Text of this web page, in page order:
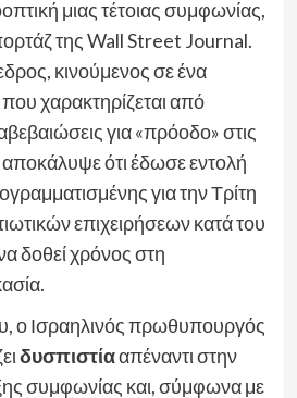
μιας τέτοιας συμφωνίας,
της Wall Street Journal.
κινούμενος σε ένα
χαρακτηρίζεται από
για «πρόοδο» στις
ότι έδωσε εντολή
για την Τρίτη
επιχειρήσεων κατά του
δοθεί χρόνος στη
ο Ισραηλινός πρωθυπουργός
δυσπιστίααπέναντι στην
συμφωνίας και, σύμφωνα με